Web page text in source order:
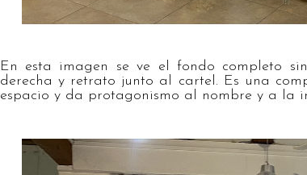
En esta imagen se ve el fondo completo
derecha y retrato junto al cartel. Es una
espacio y da protagonismo al nombre y a la